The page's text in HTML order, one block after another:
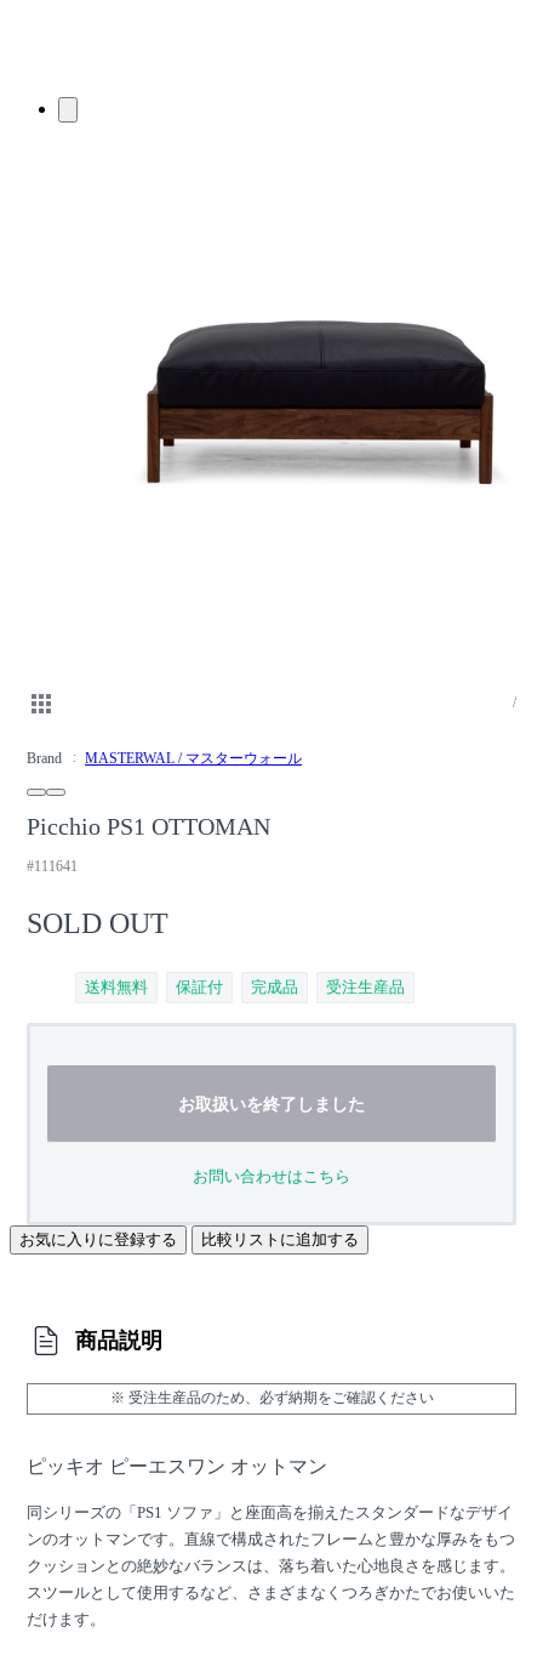
/
Brand MASTERWAL / マスターウォール
Picchio PS1 OTTOMAN
#111641
SOLD OUT
送料無料 保証付 完成品 受注生産品
お取扱いを終了しました
お問い合わせはこちら
お気に入りに登録する 比較リストに追加する
商品説明
※ 受注生産品のため、必ず納期をご確認ください
ピッキオ ピーエスワン オットマン
同シリーズの「PS1 ソファ」と座面高を揃えたスタンダードなデザイ
ンのオットマンです。直線で構成されたフレームと豊かな厚みをもつ
クッションとの絶妙なバランスは、落ち着いた心地良さを感じます。
スツールとして使用するなど、さまざまなくつろぎかたでお使いいた
だけます。